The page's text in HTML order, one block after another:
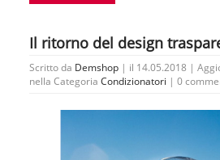
Il ritorno del design
Scritto da Demshop | il 14.05.2018 |
nella Categoria Condizionatori | 0